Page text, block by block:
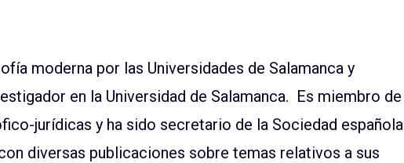
moderna por las Universidades de Salamanca y
en la Universidad de Salamanca. Es miembro de
jurídicas y ha sido secretario de la Sociedad española
diversas publicaciones sobre temas relativos a sus